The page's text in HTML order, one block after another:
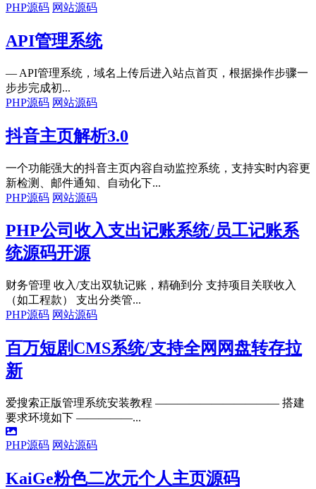
PHP源码 网站源码
API管理系统
— API管理系统，域名上传后进入站点首页，根据操作步骤一
步步完成初...
PHP源码 网站源码
抖音主页解析3.0
一个功能强大的抖音主页内容自动监控系统，支持实时内容更
新检测、邮件通知、自动化下...
PHP源码 网站源码
PHP公司收入支出记账系统/员工记账系
统源码开源
财务管理 收入/支出双轨记账，精确到分 支持项目关联收入
（如工程款） 支出分类管...
PHP源码 网站源码
百万短剧CMS系统/支持全网网盘转存拉
新
爱搜索正版管理系统安装教程 ——————————— 搭建
要求环境如下 —————...
PHP源码 网站源码
KaiGe粉色二次元个人主页源码